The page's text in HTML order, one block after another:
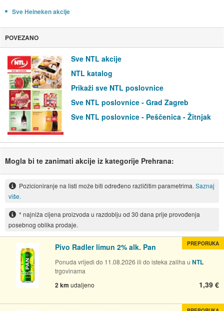
Sve Heineken akcije
POVEZANO
Sve NTL akcije
NTL katalog
Prikaži sve NTL poslovnice
Sve NTL poslovnice - Grad Zagreb
Sve NTL poslovnice - Peščenica - Žitnjak
Mogla bi te zanimati akcije iz kategorije Prehrana:
Pozicioniranje na listi može biti određeno različitim parametrima. Saznaj
više.
* najniža cijena proizvoda u razdoblju od 30 dana prije provođenja
posebnog oblika prodaje.
Pivo Radler limun 2% alk. Pan
Ponuda vrijedi do 11.08.2026 ili do isteka zaliha u NTL
trgovinama
2 km udaljeno 1,39 €
PREPORUKA